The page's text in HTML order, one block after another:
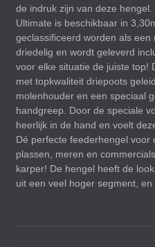
de indruk zijn van deze
Ultimate is beschikbaar in
geclassificeerd worden als
driedelig en wordt geleverd
voor elke situatie de juiste top!
met topkwaliteit driepoots
molenhouder en een speciaal
handgreep. Door de speciale
heerlijk in de hand en voelt
Dé perfecte feederhengel voor
plassen, meren en
karper! De hengel heeft de
uit een veel hoger segment, en